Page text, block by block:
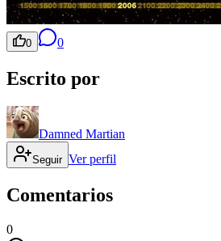
0 0
Escrito por
Damned Martian
Seguir Ver perfil
Comentarios
0